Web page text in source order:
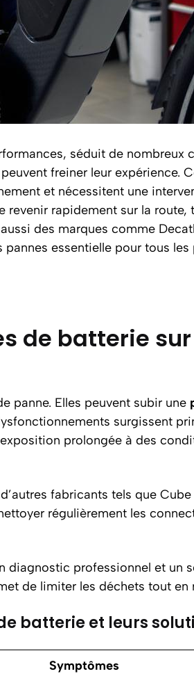
séduit de nombreux
freiner leur expérience.
et nécessitent une
rapidement sur la
des marques comme
essentielle pour tous les
de batterie
panne. Elles peuvent subir une
surgissent
prolongée à des
fabricants tels que
régulièrement les
professionnel et un
de limiter les déchets tout
batterie et leurs
Symptômes